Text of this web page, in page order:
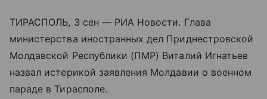
ТИРАСПОЛЬ, 3 сен — РИА Новости. Глава
министерства иностранных дел Приднестровской
Молдавской Республики (ПМР) Виталий Игнатьев
назвал истерикой заявления Молдавии о военном
параде в Тирасполе.